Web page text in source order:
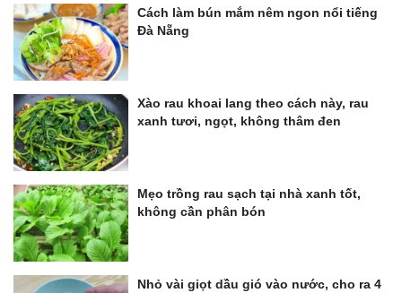
Cách làm bún mắm nêm ngon nổi tiếng
Đà Nẵng
Xào rau khoai lang theo cách này, rau
xanh tươi, ngọt, không thâm đen
Mẹo trồng rau sạch tại nhà xanh tốt,
không cần phân bón
Nhỏ vài giọt dầu gió vào nước, cho ra 4